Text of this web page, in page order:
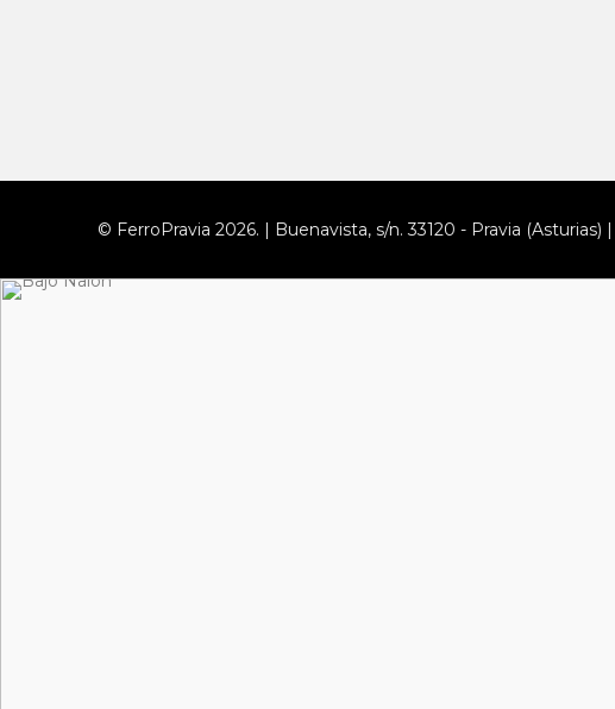
© FerroPravia 2026. | Buenavista, s/n. 33120 - Pravia (Asturias)